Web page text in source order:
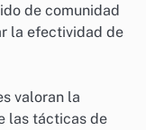
de comunidad
la efectividad de
valoran la
las tácticas de